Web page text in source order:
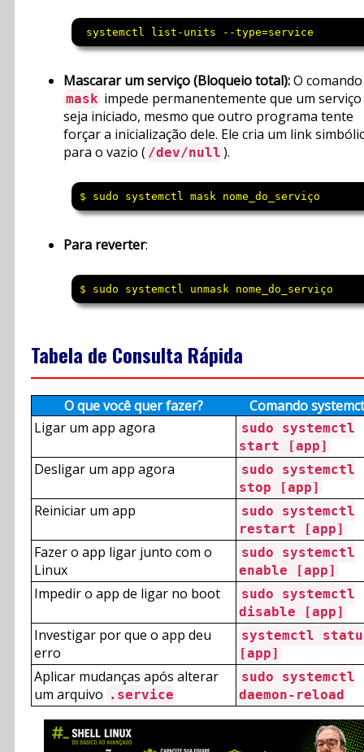
systemctl list-units --type=service
Mascarar um serviço (Bloqueio total):O comando
mask impede permanentemente que um serviço
seja iniciado, mesmo que outro programa tente
forçar a inicialização dele. Ele cria um link
para o vazio ( /dev/null ).
$ sudo systemctl mask nome_do_serviço
Para reverter:
$ sudo systemctl unmask nome_do_serviço
Tabela de Consulta Rápida
O que você quer fazer?
Comando
Ligar um app agora
sudo systemctl
start [app]
Desligar um app agora
sudo systemctl
stop [app]
Reiniciar um app
sudo systemctl
restart [app]
Fazer o app ligar junto com o
Linux
sudo systemctl
enable [app]
Impedir o app de ligar no boot
sudo systemctl
disable [app]
Investigar por que o app deu
erro
systemctl
[app]
Aplicar mudanças após alterar
um arquivo .service
sudo systemctl
daemon-reload